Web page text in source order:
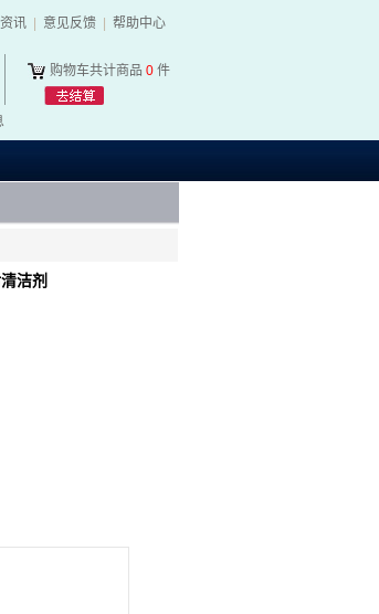
讯 意见反馈 帮助中心
购物车共计商品 0 件
洁剂